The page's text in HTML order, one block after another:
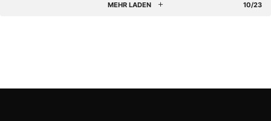
MEHR LADEN 10/23